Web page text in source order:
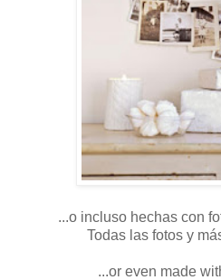
...o incluso hechas con
Todas las fotos y
...or even made